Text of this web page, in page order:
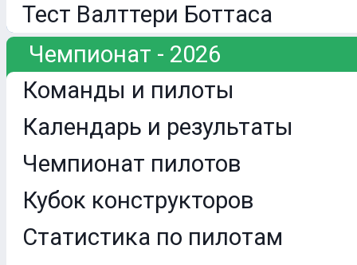
Тест Валттери Боттаса
Чемпионат - 2026
Команды и пилоты
Календарь и результаты
Чемпионат пилотов
Кубок конструкторов
Статистика по пилотам